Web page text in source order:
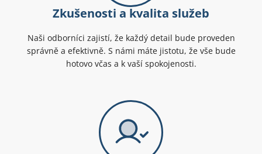
Zkušenosti a kvalita služeb
Naši odborníci zajistí, že každý detail bude proveden
správně a efektivně. S námi máte jistotu, že vše bude
hotovo včas a k vaší spokojenosti.